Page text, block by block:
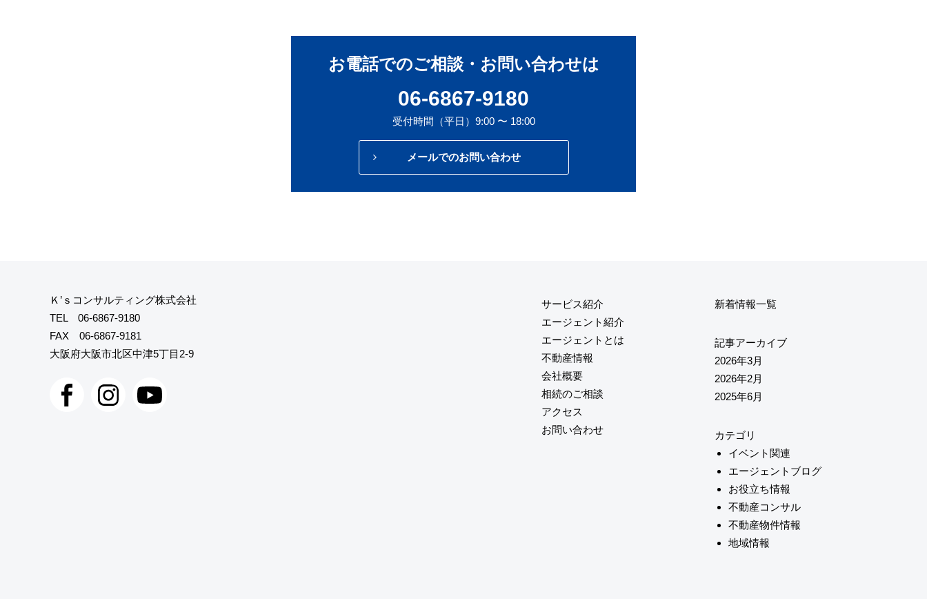
お電話でのご相談・お問い合わせは
06-6867-9180
受付時間（平日）9:00 〜 18:00
メールでのお問い合わせ
Ｋ’ｓコンサルティング株式会社
TEL 06-6867-9180
FAX 06-6867-9181
大阪府大阪市北区中津5丁目2-9
サービス紹介
エージェント紹介
エージェントとは
不動産情報
会社概要
相続のご相談
アクセス
お問い合わせ
新着情報一覧
記事アーカイブ
2026年3月
2026年2月
2025年6月
カテゴリ
イベント関連
エージェントブログ
お役立ち情報
不動産コンサル
不動産物件情報
地域情報